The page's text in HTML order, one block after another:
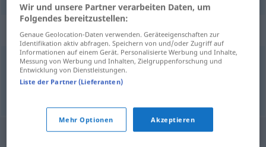
Synonyme für "anacarado"
nacarado,iridiscente,tornasolado
Wir und unsere Partner verarbeiten Daten, um
Folgendes bereitzustellen:
Genaue Geolocation-Daten verwenden. Geräteeigenschaften zur
Identifikation aktiv abfragen. Speichern von und/oder Zugriff auf
Informationen auf einem Gerät. Personalisierte Werbung und Inhalte,
Messung von Werbung und Inhalten, Zielgruppenforschung und
Entwicklung von Dienstleistungen.
Liste der Partner (Lieferanten)
Mehr Optionen Akzeptieren